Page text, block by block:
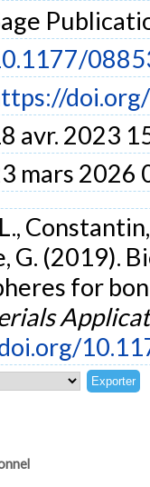
avr. 2023
mars 2026
G. (2019).
for